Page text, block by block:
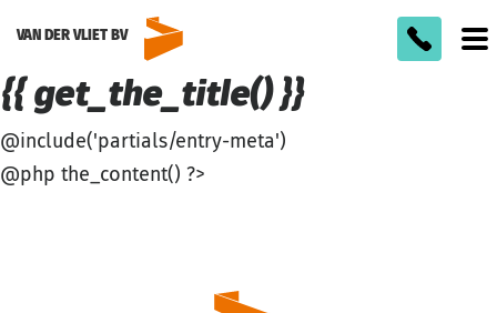
VAN DER VLIET BV
{{ get_the_title() }}
@include('partials/entry-meta')
@php the_content() ?>